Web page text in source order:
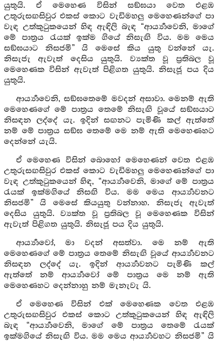
යුතුයි. ඒ මෙහෙණ විසින් සඞ්ඝයා වෙත එළඹ
උතුරුසඟසිවුර එකස් කොට වැඩිමහලු මෙහෙණන්ගේ පා
වැඳ උත්කුටුකයෙන් හිඳ ඇඳිලි බැඳ “ආර්‍ය්‍යාවෙනි, මාගේ
මේ පාත්‍රය රැයක් ඉක්ම ගියේ නිසැඟි විය. මම මෙය
සඞ්ඝයාට නිසජමි” යි මෙසේ කිය යුතු වන්නේ යැ.
නිසැජැ ඇවැත් දෙසිය යුතුයි. ව්‍යක්ත වූ ප්‍රතිබල වූ
මෙහෙණක විසින් ඇවැත් පිළිගත යුතුයි. නිසැජූ පය දිය
යුතුයි.
ආර්‍ය්‍යාවෙනි, සඞ්ඝතෙමේ මවදන් අසාවා. මෙනම් ඇති
මෙහෙණගේ මේ පාත්‍රය තෙමේ නිසැඟි වූයේ සඞ්ඝයාට
නිසඳන ලද්දේ යැ. ඉදින් සඟනට පැමිණි කල් ඇත්තේ
නම් මේ පාත්‍රය සඞ්ඝ තෙමේ මෙ නම් ඇති මෙහෙණහට
දෙන්නේ යැයි.
ඒ මෙහෙණ විසින් බොහෝ මෙහෙණන් වෙත එළඹ
උතුරුසඟසිවුර එකස් කොට වැඩිමහලු මෙහෙණන්ගේ පා
වැඳ උත්කුටුකයෙන් හිඳ, “ආර්‍ය්‍යාවෙනි, මාගේ මේ පාත්‍රය
රැයක් ඉක්මගියේ නිසඟි විය. මම මෙය ආර්‍ය්‍යාවනට
නිසජමි” යි මෙසේ කියයුතු වන්නාහ. නිසැජැ ඇවැත්
දෙසිය යුතුයි. ව්‍යක්ත වූ ප්‍රතිබල වූ මෙහෙණක විසින්
ඇවැත් පිළිගත යුතුයි. නිසැජූ පය දිය යුතුයි.
ආර්‍ය්‍යාවෝ, මා වදන් අසත්වා. මෙ නම් ඇති
මෙහෙණගේ මේ පාත්‍රය තෙමේ නිසැඟි වූයේ ආර්‍ය්‍යාවනට
නිසඳන ලද්දේ යැ. ඉදින් ආර්‍ය්‍යාවනට පැමිණි කල්
ඇත්තේ නම් ආර්‍ය්‍යාවෝ මේ පාත්‍රය මෙ නම් ඇති
මෙහෙණහට දෙන්නාහු නම් මැනැවැ යි.
ඒ මෙහෙණ විසින් එක් මෙහෙණක වෙත එළඹ
උතුරුසඟසිවුර එකස් කොට උත්කුටුකයෙන් හිඳ ඇඳිලි
බැඳ “ආර්‍ය්‍යාවෙනි, මාගේ මේ පාත්‍රය තෙමේ රැයක්
ඉක්මගියේ නිසැඟි විය. මම මෙය ආර්‍ය්‍යාවහට නිසජමි” යි